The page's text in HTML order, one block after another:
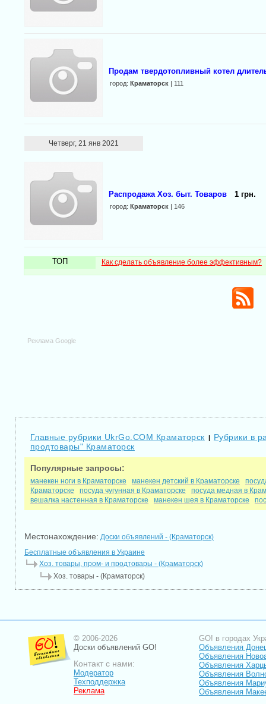
Продам твердотопливный котел
город: Краматорск| 111
Четверг, 21 янв 2021
Распродажа Хоз. быт. Товаров 1 грн.
город: Краматорск| 146
ТОП Как сделать объявление более эффективным?
Реклама Google
Главные рубрики UkrGo.COM Краматорск | Рубрики в
продтовары" Краматорск
Популярные запросы:
манекен ноги в Краматорске манекен детский в Краматорске
Краматорске
посуда чугунная в Краматорске
посуда медная в
вешалка настенная в Краматорске
манекен шея в Краматорске
Местонахождение: Доски объявлений - (Краматорск)
Бесплатные объявления в Украине
Хоз. товары, пром- и продтовары - (Краматорск)
Хоз. товары - (Краматорск)
© 2006-2026
Доски объявлений GO!
Контакт с нами:
Модератор
Техподдержка
Реклама
GO! в городах
Объявления
Объявления
Объявления
Объявления
Объявления
Объявления